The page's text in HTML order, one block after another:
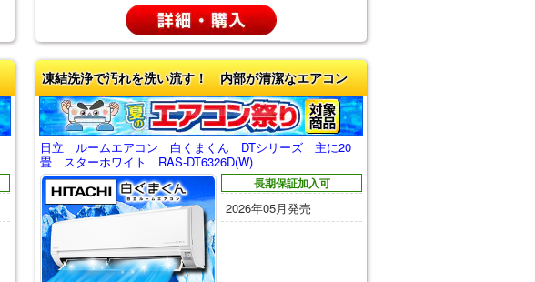
凍結洗浄で汚れを洗い流す！ 内部が清潔なエアコン
日立 ルームエアコン 白くまくん DTシリーズ 主に20
畳 スターホワイト RAS-DT6326D(W)
長期保証加入可
2026年05月発売